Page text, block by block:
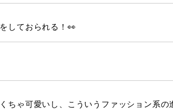
しておられる！👀
ちゃ可愛いし、こういうファッション系の